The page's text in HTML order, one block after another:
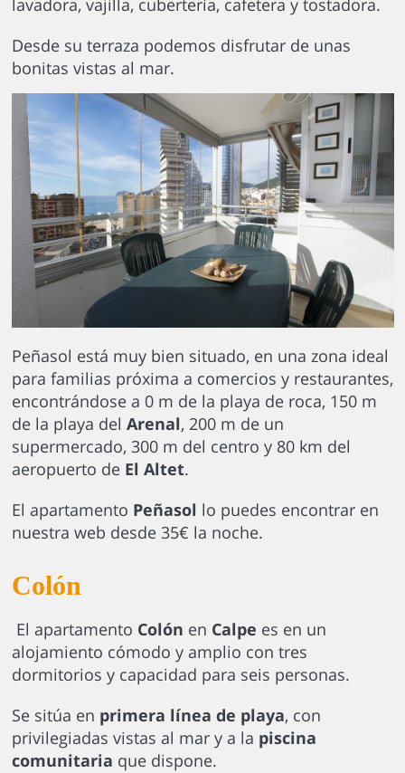
lavadora, vajilla, cubertería, cafetera y tostadora.
Desde su terraza podemos disfrutar de unas
bonitas vistas al mar.
Peñasol está muy bien situado, en una zona ideal
para familias próxima a comercios y restaurantes,
encontrándose a 0 m de la playa de roca, 150 m
de la playa del Arenal, 200 m de un
supermercado, 300 m del centro y 80 km del
aeropuerto de El Altet.
El apartamento Peñasol lo puedes encontrar en
nuestra web desde 35€ la noche.
Colón
El apartamento Colón en Calpe es en un
alojamiento cómodo y amplio con tres
dormitorios y capacidad para seis personas.
Se sitúa en primera línea de playa, con
privilegiadas vistas al mar y a la piscina
comunitaria que dispone.